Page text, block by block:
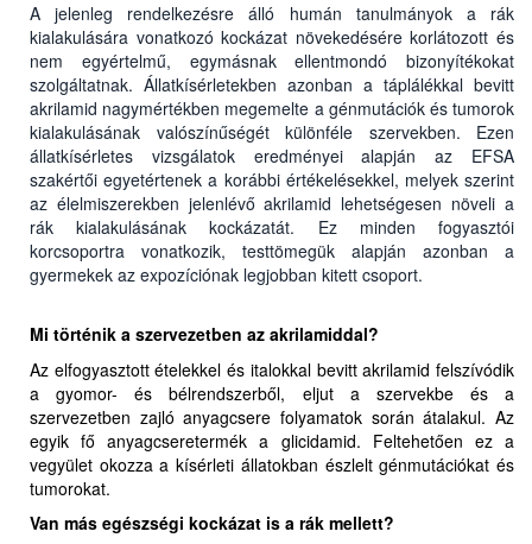
A jelenleg rendelkezésre álló humán tanulmányok a rák
kialakulására vonatkozó kockázat növekedésére korlátozott és
nem egyértelmű, egymásnak ellentmondó bizonyítékokat
szolgáltatnak. Állatkísérletekben azonban a táplálékkal bevitt
akrilamid nagymértékben megemelte a génmutációk és tumorok
kialakulásának valószínűségét különféle szervekben. Ezen
állatkísérletes vizsgálatok eredményei alapján az EFSA
szakértői egyetértenek a korábbi értékelésekkel, melyek szerint
az élelmiszerekben jelenlévő akrilamid lehetségesen növeli a
rák kialakulásának kockázatát. Ez minden fogyasztói
korcsoportra vonatkozik, testtömegük alapján azonban a
gyermekek az expozíciónak legjobban kitett csoport.
Mi történik a szervezetben az akrilamiddal?
Az elfogyasztott ételekkel és italokkal bevitt akrilamid felszívódik
a gyomor- és bélrendszerből, eljut a szervekbe és a
szervezetben zajló anyagcsere folyamatok során átalakul. Az
egyik fő anyagcseretermék a glicidamid. Feltehetően ez a
vegyület okozza a kísérleti állatokban észlelt génmutációkat és
tumorokat.
Van más egészségi kockázat is a rák mellett?